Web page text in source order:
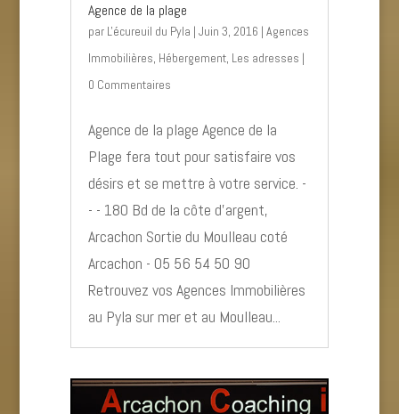
Agence de la plage
par L'écureuil du Pyla | Juin 3, 2016 | Agences
Immobilières, Hébergement, Les adresses |
0 Commentaires
Agence de la plage Agence de la
Plage fera tout pour satisfaire vos
désirs et se mettre à votre service. -
- - 180 Bd de la côte d’argent,
Arcachon Sortie du Moulleau coté
Arcachon - 05 56 54 50 90
Retrouvez vos Agences Immobilières
au Pyla sur mer et au Moulleau...